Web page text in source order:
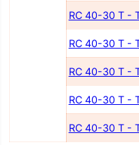
RC 40-30 T -
RC 40-30 T -
RC 40-30 T -
RC 40-30 T -
RC 40-30 T -